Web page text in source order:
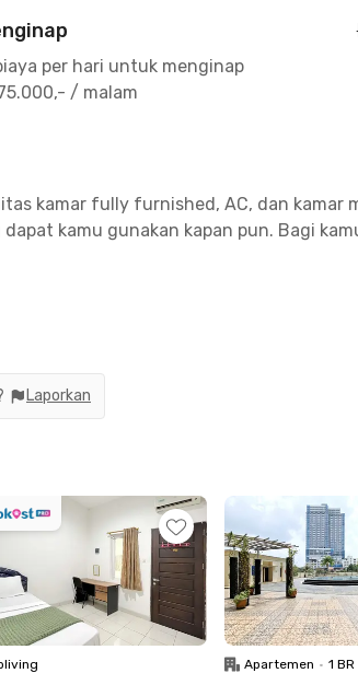
per hari untuk menginap
/ malam
kamar fully furnished, AC, dan kamar
kamu gunakan kapan pun. Bagi
aplikasi Rukita sekarang juga
Laporkan
Apartemen • 1 BR